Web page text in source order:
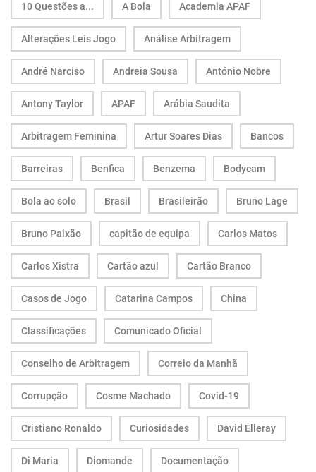
10 Questões a... A Bola Academia APAF
Alterações Leis Jogo Análise Arbitragem
André Narciso Andreia Sousa António Nobre
Antony Taylor APAF Arábia Saudita
Arbitragem Feminina Artur Soares Dias Bancos
Barreiras Benfica Benzema Bodycam
Bola ao solo Brasil Brasileirão Bruno Lage
Bruno Paixão capitão de equipa Carlos Matos
Carlos Xistra Cartão azul Cartão Branco
Casos de Jogo Catarina Campos China
Classificações Comunicado Oficial
Conselho de Arbitragem Correio da Manhã
Corrupção Cosme Machado Covid-19
Cristiano Ronaldo Curiosidades David Elleray
Di Maria Diomande Documentação